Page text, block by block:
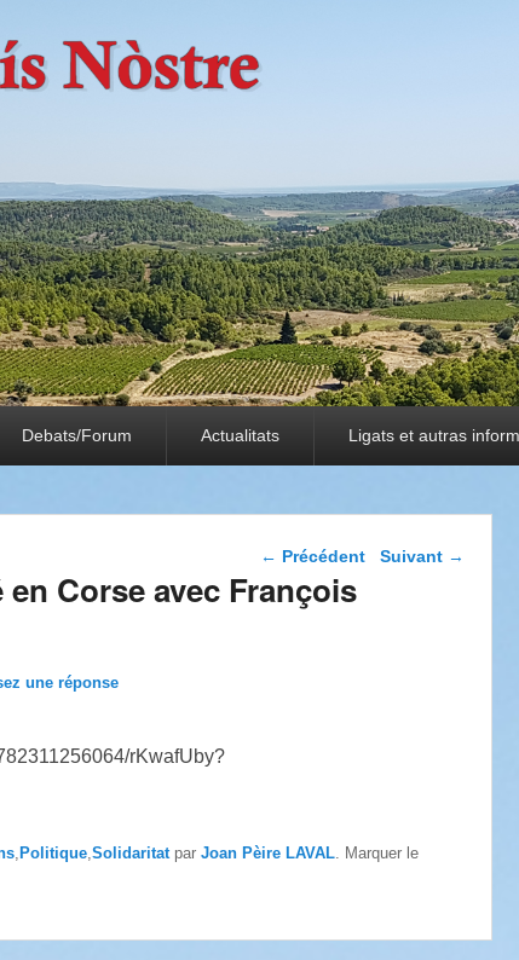
Debats/Forum Actualitats Ligats et autras
Navigation dans les
← Précédent Suivant →
Corse avec François
une réponse
Politique Solidaritat par Joan Pèire LAVAL . Marquer le